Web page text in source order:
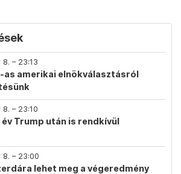
– 23:13
as amerikai elnökválasztásról
– 23:10
Trump után is rendkívül
– 23:00
lehet meg a végeredmény